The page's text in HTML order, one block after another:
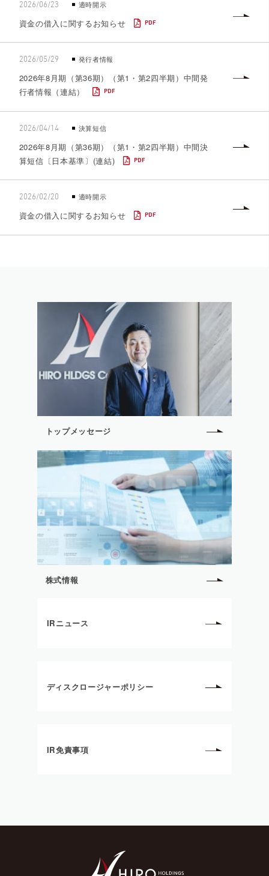
2026/06/23 適時開示
資金の借入に関するお知らせ PDF
2026/05/29 発行者情報
2026年8月期（第36期）（第1・第2四半期）中間発
行者情報（連結）
PDF
2026/04/14 決算短信
2026年8月期（第36期）（第1・第2四半期）中間決
算短信〔日本基準〕(連結)
PDF
2026/02/20 適時開示
資金の借入に関するお知らせ PDF
トップメッセージ
株式情報
IRニュース
ディスクロージャーポリシー
IR免責事項